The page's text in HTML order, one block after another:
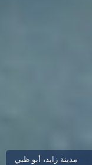
مدينة زايد، أبو ظبي